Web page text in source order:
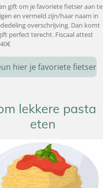
gift om je favoriete fietser aan te
en vermeld zijn/haar naam in
overschrijving. Dan komt
perfect terecht. Fiscaal attest
hier je favoriete fietser
lekkere pasta
eten